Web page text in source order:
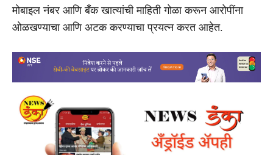
मोबाइल नंबर आणि बँक खात्यांची माहिती गोळा करून आरोपींना
ओळखण्याचा आणि अटक करण्याचा प्रयत्न करत आहेत.